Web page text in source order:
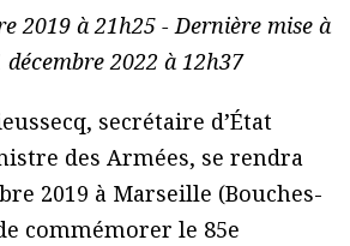
2019 à 21h25 - Dernière mise à
2022 à 12h37
secrétaire d’État
des Armées, se rendra
2019 à Marseille (Bouches-
commémorer le 85e